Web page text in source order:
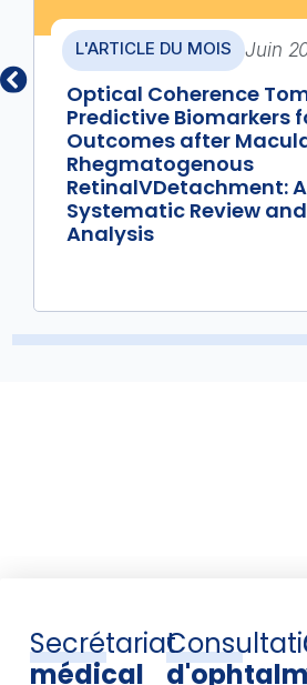
L'ARTICLE DU MOIS Juin
Optical Coherence
Predictive Biomarkers
Outcomes after
Rhegmatogenous
RetinalVDetachment: A
Systematic Review
Analysis
Secrétariat
médical